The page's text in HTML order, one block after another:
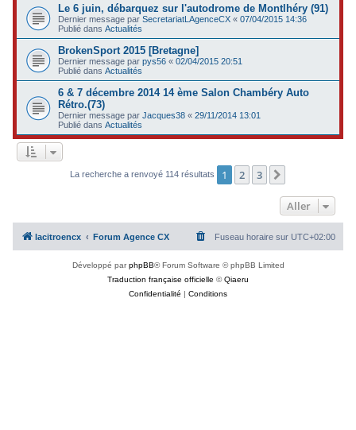
Le 6 juin, débarquez sur l'autodrome de Montlhéry (91)
Dernier message parSecretariatLAgenceCX «07/04/2015 14:36
Publié dansActualités
BrokenSport 2015 [Bretagne]
Dernier message parpys56 «02/04/2015 20:51
Publié dansActualités
6 & 7 décembre 2014 14 ème Salon Chambéry Auto
Rétro.(73)
Dernier message parJacques38 «29/11/2014 13:01
Publié dansActualités
La recherche a renvoyé 114 résultats 1 2 3
Aller
lacitroencx Forum Agence CX Fuseau horaire sur UTC+02:00
Développé parphpBB® Forum Software © phpBB Limited
Traduction française officielle ©Qiaeru
Confidentialité | Conditions